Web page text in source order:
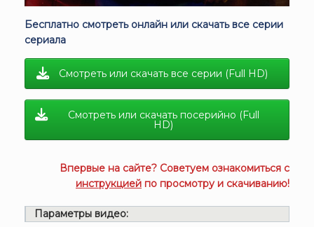
Бесплатно смотреть онлайн или скачать все серии
сериала
Смотреть или скачать все серии (Full HD)
Смотреть или скачать посерийно (Full
HD)
Впервые на сайте? Советуем ознакомиться с
инструкцией по просмотру и скачиванию!
Параметры видео: